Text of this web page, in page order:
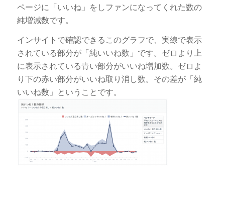
ページに「いいね」をしファンになってくれた数の
純増減数です。
インサイトで確認できるこのグラフで、実線で表示
されている部分が「純いいね数」です。ゼロより上
に表示されている青い部分がいいね増加数。ゼロよ
り下の赤い部分がいいね取り消し数。その差が「純
いいね数」ということです。